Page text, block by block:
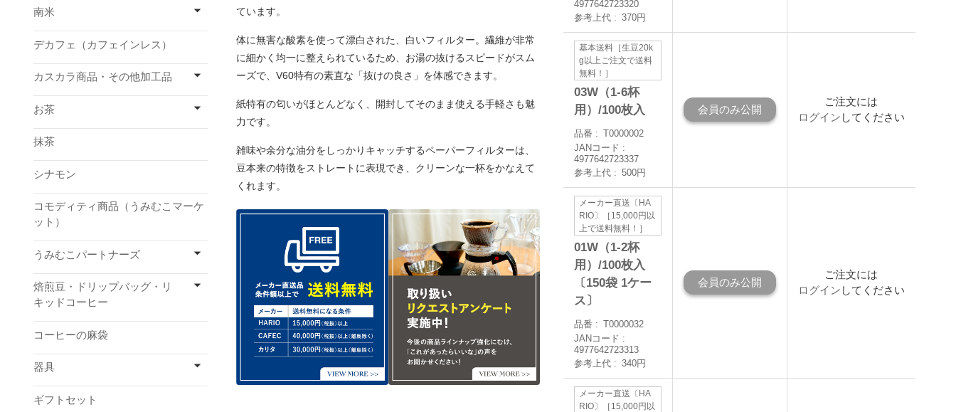
ています。
体に無害な酸素を使って漂白された、白いフィルター。繊維が非常
に細かく均一に整えられているため、お湯の抜けるスピードがスム
ーズで、V60特有の素直な「抜けの良さ」を体感できます。
紙特有の匂いがほとんどなく、開封してそのまま使える手軽さも魅
力です。
雑味や余分な油分をしっかりキャッチするペーパーフィルターは、
豆本来の特徴をストレートに表現でき、クリーンな一杯をかなえて
くれます。
4977642723320
参考上代
370円
基本送料［生豆20k
g以上ご注文で送料
無料！］
03W（1-6杯
用）/100枚入
品番
T0000002
JANコード
4977642723337
参考上代
500円
会員のみ公開
ご注文には
ログイン してください
メーカー直送〔HA
RIO〕［15,000円以
上で送料無料！］
01W（1-2杯
用）/100枚入
〔150袋 1ケー
ス〕
品番
T0000032
JANコード
4977642723313
参考上代
340円
会員のみ公開
ご注文には
ログイン してください
メーカー直送〔HA
RIO〕［15,000円以
南米
デカフェ（カフェインレス）
カスカラ商品・その他加工品
お茶
抹茶
シナモン
コモディティ商品（うみむこマーケ
ット）
うみむこパートナーズ
焙煎豆・ドリップバッグ・リ
キッドコーヒー
コーヒーの麻袋
器具
ギフトセット